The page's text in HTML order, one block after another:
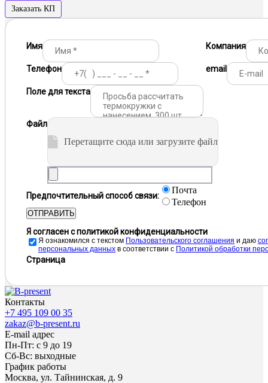
Заказать КП
Имя Компания
Телефон email
Поле для текста
Файл
Перетащите сюда или загрузите файл
Предпочтительный способ связи:
Почта
Телефон
ОТПРАВИТЬ
Я согласен с политикой конфиденциальности
Я ознакомился с текстом Пользовательского соглашения и даю
персональных данных в соответствии с Политикой обработки
Страница
Контакты
+7 495 109 00 35
zakaz@b-present.ru
E-mail адрес
Пн-Пт: с 9 до 19
Сб-Вс: выходные
График работы
Москва, ул. Тайнинская, д. 9